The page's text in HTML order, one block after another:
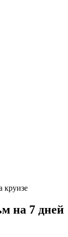
на 7 дней